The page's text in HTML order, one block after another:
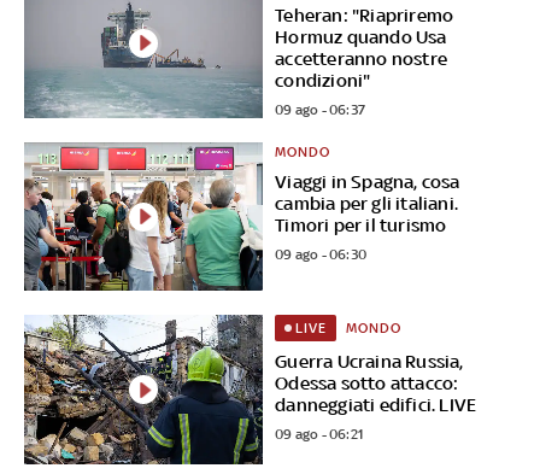
Teheran: "Riapriremo
Hormuz quando Usa
accetteranno nostre
condizioni"
09 ago - 06:37
Viaggi in Spagna, cosa
cambia per gli italiani.
Timori per il turismo
MONDO
09 ago - 06:30
Guerra Ucraina Russia,
Odessa sotto attacco:
danneggiati edifici. LIVE
LIVE MONDO
09 ago - 06:21